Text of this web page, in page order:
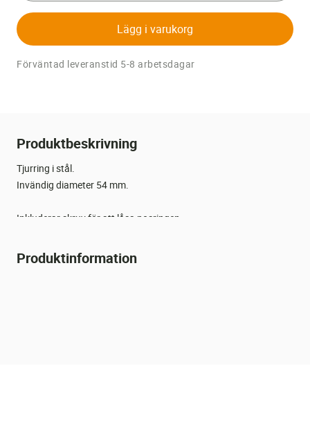
Lägg i varukorg
Förväntad leveranstid 5-8 arbetsdagar
Produktbeskrivning
Tjurring i stål.
Invändig diameter 54 mm.
Inkluderar skruv för att låsa nosringen.
Används tillsammans med tjurringstång artikelnummer 102334.
Produktinformation